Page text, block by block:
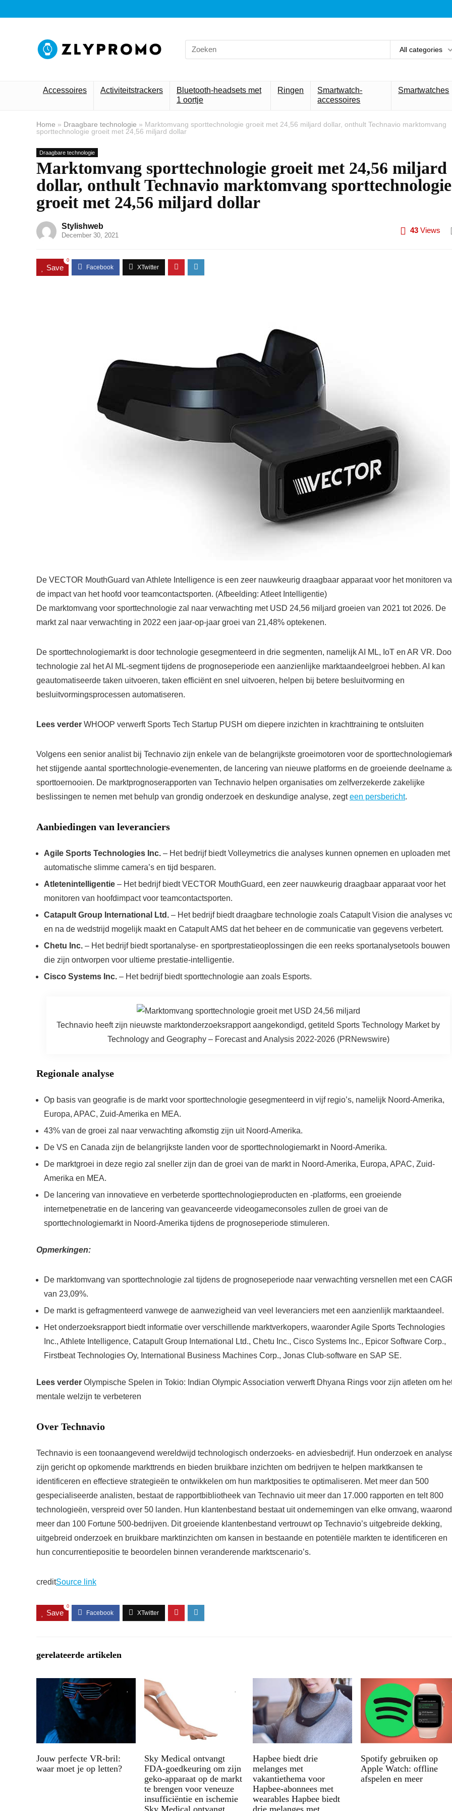
Search
for:
All categories
Accessoires Activiteitstrackers
Bluetooth-headsets met
1 oortje
Ringen
Smartwatch-
accessoires
Smartwatches
Home » Draagbare technologie » Marktomvang sporttechnologie groeit met 24,56 miljard dollar, onthult Technavio marktomvang
sporttechnologie groeit met 24,56 miljard dollar
Draagbare technologie
Marktomvang sporttechnologie groeit met 24,56 miljard
dollar, onthult Technavio marktomvang sporttechnologie
groeit met 24,56 miljard dollar
Stylishweb
December 30, 2021
43 Views
Save
0
De VECTOR MouthGuard van Athlete Intelligence is een zeer nauwkeurig draagbaar apparaat voor het monitoren
de impact van het hoofd voor teamcontactsporten. (Afbeelding: Atleet Intelligentie)
De marktomvang voor sporttechnologie zal naar verwachting met USD 24,56 miljard groeien van 2021 tot 2026. De
markt zal naar verwachting in 2022 een jaar-op-jaar groei van 21,48% optekenen.
De sporttechnologiemarkt is door technologie gesegmenteerd in drie segmenten, namelijk AI ML, IoT en AR VR.
technologie zal het AI ML-segment tijdens de prognoseperiode een aanzienlijke marktaandeelgroei hebben. AI kan
geautomatiseerde taken uitvoeren, taken efficiënt en snel uitvoeren, helpen bij betere besluitvorming en
besluitvormingsprocessen automatiseren.
Lees verder WHOOP verwerft Sports Tech Startup PUSH om diepere inzichten in krachttraining te ontsluiten
Volgens een senior analist bij Technavio zijn enkele van de belangrijkste groeimotoren voor de
het stijgende aantal sporttechnologie-evenementen, de lancering van nieuwe platforms en de groeiende deelname
sporttoernooien. De marktprognoserapporten van Technavio helpen organisaties om zelfverzekerde zakelijke
beslissingen te nemen met behulp van grondig onderzoek en deskundige analyse, zegteen persbericht.
Aanbiedingen van leveranciers
Agile Sports Technologies Inc. – Het bedrijf biedt Volleymetrics die analyses kunnen opnemen en uploaden met
automatische slimme camera’s en tijd besparen.
Atletenintelligentie – Het bedrijf biedt VECTOR MouthGuard, een zeer nauwkeurig draagbaar apparaat voor het
monitoren van hoofdimpact voor teamcontactsporten.
Catapult Group International Ltd. – Het bedrijf biedt draagbare technologie zoals Catapult Vision die analyses
en na de wedstrijd mogelijk maakt en Catapult AMS dat het beheer en de communicatie van gegevens verbetert.
Chetu Inc. – Het bedrijf biedt sportanalyse- en sportprestatieoplossingen die een reeks sportanalysetools bouwen
die zijn ontworpen voor ultieme prestatie-intelligentie.
Cisco Systems Inc. – Het bedrijf biedt sporttechnologie aan zoals Esports.
Technavio heeft zijn nieuwste marktonderzoeksrapport aangekondigd, getiteld Sports Technology Market by
Technology and Geography – Forecast and Analysis 2022-2026 (PRNewswire)
Regionale analyse
Op basis van geografie is de markt voor sporttechnologie gesegmenteerd in vijf regio’s, namelijk Noord-Amerika,
Europa, APAC, Zuid-Amerika en MEA.
43% van de groei zal naar verwachting afkomstig zijn uit Noord-Amerika.
De VS en Canada zijn de belangrijkste landen voor de sporttechnologiemarkt in Noord-Amerika.
De marktgroei in deze regio zal sneller zijn dan de groei van de markt in Noord-Amerika, Europa, APAC, Zuid-
Amerika en MEA.
De lancering van innovatieve en verbeterde sporttechnologieproducten en -platforms, een groeiende
internetpenetratie en de lancering van geavanceerde videogameconsoles zullen de groei van de
sporttechnologiemarkt in Noord-Amerika tijdens de prognoseperiode stimuleren.
Opmerkingen:
De marktomvang van sporttechnologie zal tijdens de prognoseperiode naar verwachting versnellen met een
van 23,09%.
De markt is gefragmenteerd vanwege de aanwezigheid van veel leveranciers met een aanzienlijk marktaandeel.
Het onderzoeksrapport biedt informatie over verschillende marktverkopers, waaronder Agile Sports Technologies
Inc., Athlete Intelligence, Catapult Group International Ltd., Chetu Inc., Cisco Systems Inc., Epicor Software Corp.,
Firstbeat Technologies Oy, International Business Machines Corp., Jonas Club-software en SAP SE.
Lees verder Olympische Spelen in Tokio: Indian Olympic Association verwerft Dhyana Rings voor zijn atleten om
mentale welzijn te verbeteren
Over Technavio
Technavio is een toonaangevend wereldwijd technologisch onderzoeks- en adviesbedrijf. Hun onderzoek en
zijn gericht op opkomende markttrends en bieden bruikbare inzichten om bedrijven te helpen marktkansen te
identificeren en effectieve strategieën te ontwikkelen om hun marktposities te optimaliseren. Met meer dan 500
gespecialiseerde analisten, bestaat de rapportbibliotheek van Technavio uit meer dan 17.000 rapporten en telt 800
technologieën, verspreid over 50 landen. Hun klantenbestand bestaat uit ondernemingen van elke omvang,
meer dan 100 Fortune 500-bedrijven. Dit groeiende klantenbestand vertrouwt op Technavio’s uitgebreide dekking,
uitgebreid onderzoek en bruikbare marktinzichten om kansen in bestaande en potentiële markten te identificeren en
hun concurrentiepositie te beoordelen binnen veranderende marktscenario’s.
creditSource link
Save
0
gerelateerde artikelen
Jouw perfecte VR-bril:
waar moet je op letten?
Sky Medical ontvangt
FDA-goedkeuring om zijn
geko-apparaat op de markt
te brengen voor veneuze
insufficiëntie en ischemie
Hapbee biedt drie
melanges met
vakantiethema voor
Hapbee-abonnees met
wearables Hapbee biedt
Spotify gebruiken op
Apple Watch: offline
afspelen en meer